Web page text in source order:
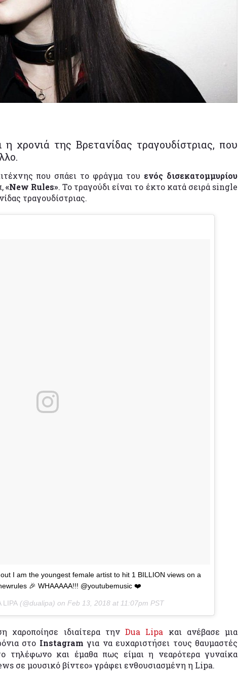
χρονιά της Βρετανίδας τραγουδίστριας, που
που σπάει το φράγμα του ενός δισεκατομμυρίου
«New Rules». Το τραγούδι είναι το έκτο κατά σειρά single
τραγουδίστριας.
I am the youngest female artist to hit 1 BILLION views on a
🎉 WHAAAAA!!! @youtubemusic ❤️
LIPA (@dualipa) on Feb 13, 2018 at 11:07pm PST
χαροποίησε ιδιαίτερα την Dua Lipa και ανέβασε μια
στο Instagram για να ευχαριστήσει τους θαυμαστές
τηλέφωνο και έμαθα πως είμαι η νεαρότερα γυναίκα
σε μουσικό βίντεο» γράφει ενθουσιασμένη η Lipa.